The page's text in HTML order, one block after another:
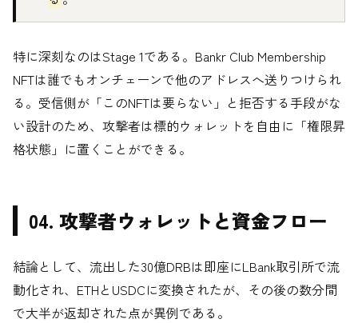
特に深刻なのはStage 1である。Bankr Club Membership
NFTは誰でもオンチェーンで他のアドレスへ送りつけられ
る。受信側が「このNFTは要らない」と拒否する手段がな
い設計のため、攻撃者は標的ウォレットを自由に「権限昇
格状態」に置くことができる。
04. 攻撃者ウォレットと資金フロー
結論として、流出した30億DRBは即座にLBank取引所で流
動化され、ETHとUSDCに変換されたが、その後の数分間
で大半が返却された点が異例である。